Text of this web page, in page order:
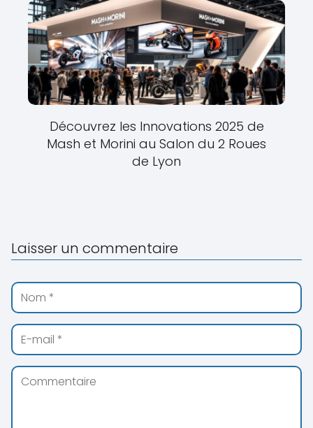
Découvrez les Innovations 2025 de
Mash et Morini au Salon du 2 Roues
de Lyon
Laisser un commentaire